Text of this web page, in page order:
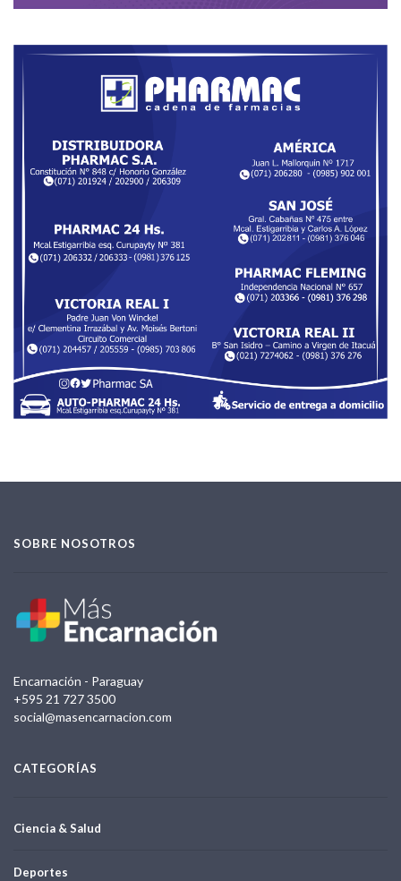
SOBRE NOSOTROS
Encarnación - Paraguay
+595 21 727 3500
social@masencarnacion.com
CATEGORÍAS
Ciencia & Salud
Deportes